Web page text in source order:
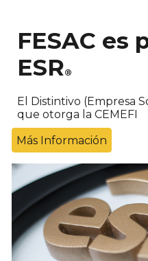
FESAC es
ESR®
El Distintivo (Empresa
que otorga la CEMEFI
Más Información